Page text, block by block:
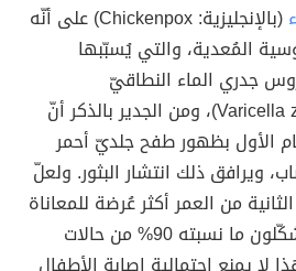
(بالإنجليزية: Chickenpox) على أنّه
المُعدية، والتي يُسبّبها
جدري الماء النطاقيّ
(بالإنجليزية: Varicella zoster virus)، ومن الجدير بالذكر أنّ
الأول بظهور طفح جلديّ أحمر
ويرافق ذلك انتشار البثور. ولعلّ
من العمر أكثر عُرضة للمعاناة
من هذا الفيروس، إذ يُشكّلون ما نسبته 90% من حالات